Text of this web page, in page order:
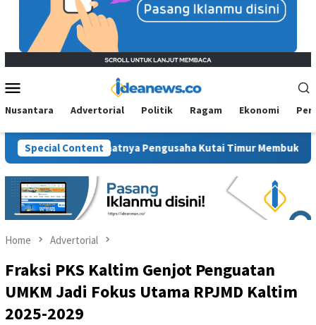
Menu
Nusantara Advertorial Politik Ragam Ekonomi
Special Content
Saatnya Pengusaha Kutai Timur Membuktikan Diri
Home Advertorial
Fraksi PKS Kaltim Genjot Penguatan
UMKM Jadi Fokus Utama RPJMD Kaltim
2025-2029